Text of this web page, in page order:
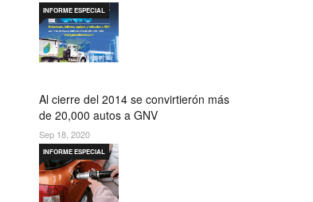
Al cierre del 2014 se convirtierón más
de 20,000 autos a GNV
INFORME ESPECIAL
Sep 18, 2020
INFORME ESPECIAL